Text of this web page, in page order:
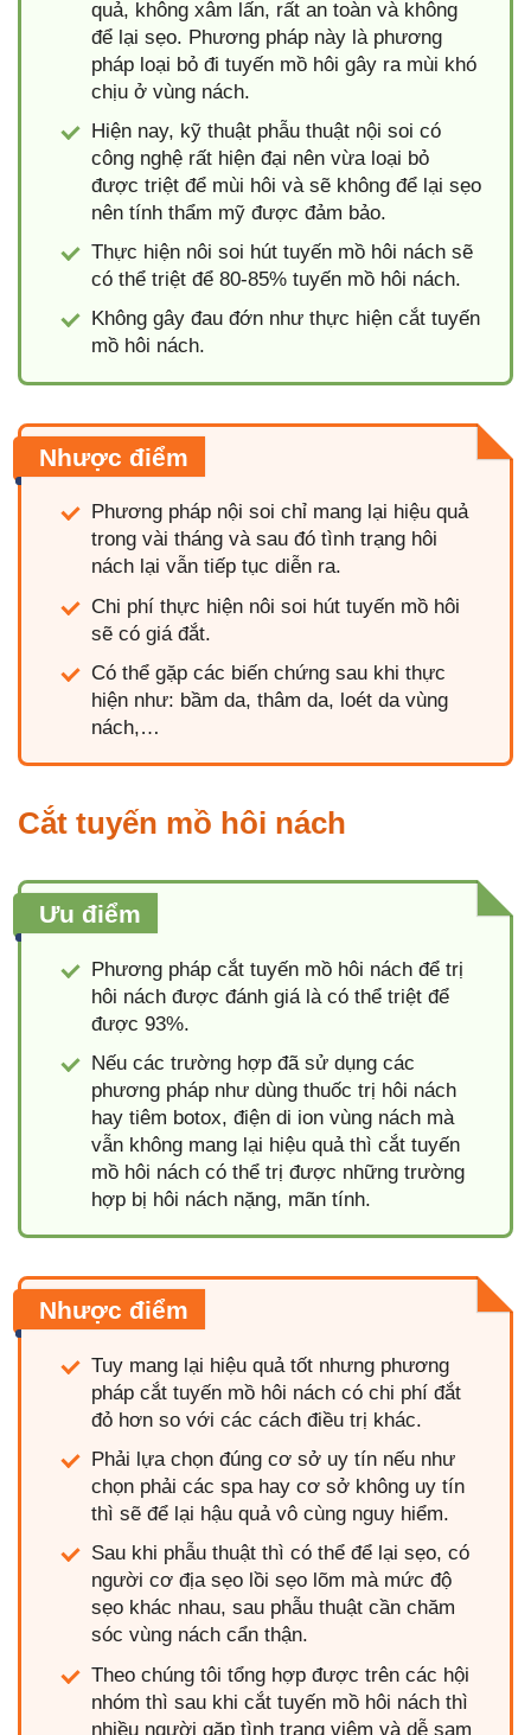
quả, không xâm lấn, rất an toàn và không
để lại sẹo. Phương pháp này là phương
pháp loại bỏ đi tuyến mồ hôi gây ra mùi khó
chịu ở vùng nách.
Hiện nay, kỹ thuật phẫu thuật nội soi có
công nghệ rất hiện đại nên vừa loại bỏ
được triệt để mùi hôi và sẽ không để lại sẹo
nên tính thẩm mỹ được đảm bảo.
Thực hiện nôi soi hút tuyến mồ hôi nách sẽ
có thể triệt để 80-85% tuyến mồ hôi nách.
Không gây đau đớn như thực hiện cắt tuyến
mồ hôi nách.
Nhược điểm
Phương pháp nội soi chỉ mang lại hiệu quả
trong vài tháng và sau đó tình trạng hôi
nách lại vẫn tiếp tục diễn ra.
Chi phí thực hiện nôi soi hút tuyến mồ hôi
sẽ có giá đắt.
Có thể gặp các biến chứng sau khi thực
hiện như: bầm da, thâm da, loét da vùng
nách,…
Cắt tuyến mồ hôi nách
Ưu điểm
Phương pháp cắt tuyến mồ hôi nách để trị
hôi nách được đánh giá là có thể triệt để
được 93%.
Nếu các trường hợp đã sử dụng các
phương pháp như dùng thuốc trị hôi nách
hay tiêm botox, điện di ion vùng nách mà
vẫn không mang lại hiệu quả thì cắt tuyến
mồ hôi nách có thể trị được những trường
hợp bị hôi nách nặng, mãn tính.
Nhược điểm
Tuy mang lại hiệu quả tốt nhưng phương
pháp cắt tuyến mồ hôi nách có chi phí đắt
đỏ hơn so với các cách điều trị khác.
Phải lựa chọn đúng cơ sở uy tín nếu như
chọn phải các spa hay cơ sở không uy tín
thì sẽ để lại hậu quả vô cùng nguy hiểm.
Sau khi phẫu thuật thì có thể để lại sẹo, có
người cơ địa sẹo lồi sẹo lõm mà mức độ
sẹo khác nhau, sau phẫu thuật cần chăm
sóc vùng nách cẩn thận.
Theo chúng tôi tổng hợp được trên các hội
nhóm thì sau khi cắt tuyến mồ hôi nách thì
nhiều người gặp tình trạng viêm và dễ sạm